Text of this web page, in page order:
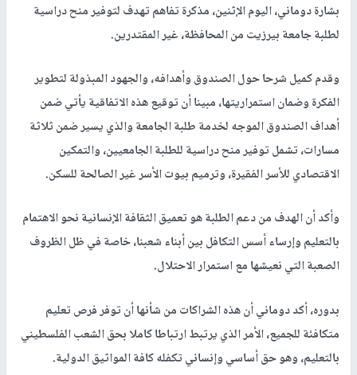
بشارة دوماني، اليوم الإثنين، مذكرة تفاهم تهدف لتوفير منح دراسية
لطلبة جامعة بيرزيت من المحافظة، غير المقتدرين.
وقدم كميل شرحا حول الصندوق وأهدافه، والجهود المبذولة لتطوير
الفكرة وضمان استمراريتها، مبينا أن توقيع هذه الاتفاقية يأتي ضمن
أهداف الصندوق الموجه لخدمة طلبة الجامعة والذي يسير ضمن ثلاثة
مسارات، تشمل توفير منح دراسية للطلبة الجامعيين، والتمكين
الاقتصادي للأسر الفقيرة، وترميم بيوت الأسر غير الصالحة للسكن.
وأكد أن الهدف من دعم الطلبة هو تعميق الثقافة الإنسانية نحو الاهتمام
بالتعليم وإرساء أسس التكافل بين أبناء شعبنا، خاصة في ظل الظروف
الصعبة التي نعيشها مع استمرار الاحتلال.
بدوره، أكد دوماني أن هذه الشراكات من شأنها أن توفر فرص تعليم
متكافئة للجميع، الأمر الذي يرتبط ارتباطا كاملا بحق الشعب الفلسطيني
بالتعليم، وهو حق أساسي وإنساني تكفله كافة المواثيق الدولية.